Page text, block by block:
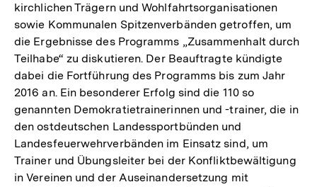
kirchlichen Trägern und Wohlfahrtsorganisationen
sowie Kommunalen Spitzenverbänden getroffen, um
die Ergebnisse des Programms „Zusammenhalt durch
Teilhabe“ zu diskutieren. Der Beauftragte kündigte
dabei die Fortführung des Programms bis zum Jahr
2016 an. Ein besonderer Erfolg sind die 110 so
genannten Demokratietrainerinnen und -trainer, die in
den ostdeutschen Landessportbünden und
Landesfeuerwehrverbänden im Einsatz sind, um
Trainer und Übungsleiter bei der Konfliktbewältigung
in Vereinen und der Auseinandersetzung mit